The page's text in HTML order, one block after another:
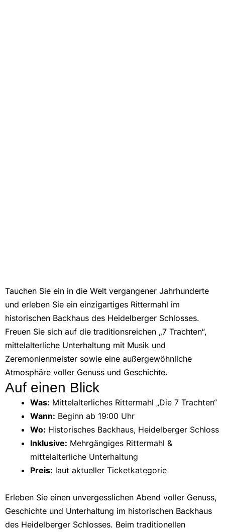
Tauchen Sie ein in die Welt vergangener Jahrhunderte
und erleben Sie ein einzigartiges Rittermahl im
historischen Backhaus des Heidelberger Schlosses.
Freuen Sie sich auf die traditionsreichen „7 Trachten“,
mittelalterliche Unterhaltung mit Musik und
Zeremonienmeister sowie eine außergewöhnliche
Atmosphäre voller Genuss und Geschichte.
Auf einen Blick
Was: Mittelalterliches Rittermahl „Die 7 Trachten“
Wann: Beginn ab 19:00 Uhr
Wo: Historisches Backhaus, Heidelberger Schloss
Inklusive: Mehrgängiges Rittermahl &
mittelalterliche Unterhaltung
Preis: laut aktueller Ticketkategorie
Erleben Sie einen unvergesslichen Abend voller Genuss,
Geschichte und Unterhaltung im historischen Backhaus
des Heidelberger Schlosses. Beim traditionellen